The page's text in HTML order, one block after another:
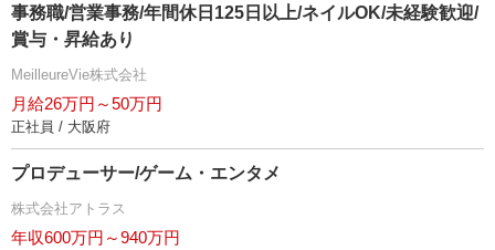
事務職/営業事務/年間休日125日以上/ネイルOK/未経験歓迎/
賞与・昇給あり
MeilleureVie株式会社
月給26万円～50万円
正社員 / 大阪府
プロデューサー/ゲーム・エンタメ
株式会社アトラス
年収600万円～940万円